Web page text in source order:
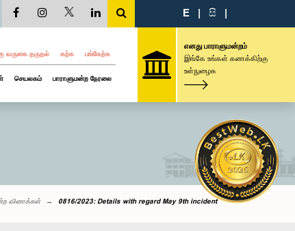
E | සි |
வருகை தருதல் கற்க பங்கேற்க
செயலகம் பாராளுமன்ற நேரலை
எனது பாராளுமன்றம்
இங்கே உங்கள் கணக்கிற்கு
உள்நுழைக
வினாக்கள் 0816/2023: Details with regard May 9th incident